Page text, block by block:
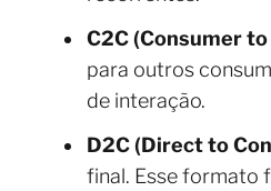
C2C (Consumer
para outros
de interação.
D2C (Direct to
final. Esse formato